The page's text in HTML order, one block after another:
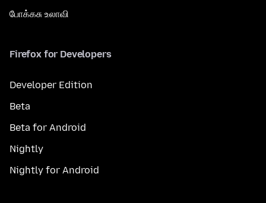
போக்கசு உலாவி
Firefox for Developers
Developer Edition
Beta
Beta for Android
Nightly
Nightly for Android